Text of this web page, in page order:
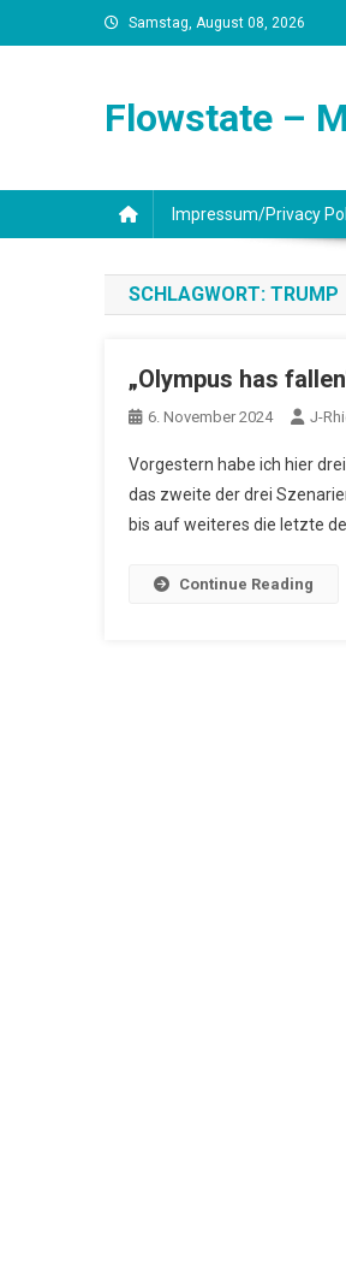
to
Samstag, August 08, 2026
Flowstate –
Impressum/Privacy
SCHLAGWORT: TRUMP
„Olympus has
6. November 2024 J-
Vorgestern habe ich hier
das zweite der drei
bis auf weiteres die letzte
Continue Reading